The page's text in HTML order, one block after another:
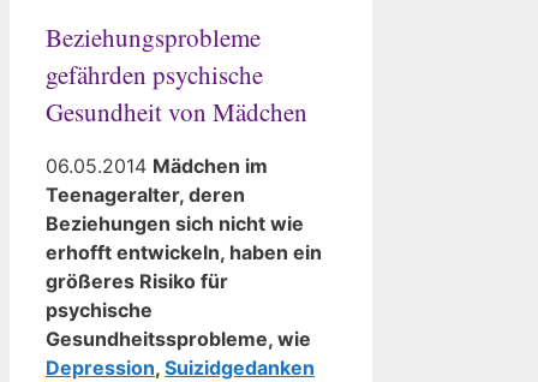
Beziehungsprobleme
gefährden psychische
Gesundheit von Mädchen
06.05.2014 Mädchen im
Teenageralter, deren
Beziehungen sich nicht wie
erhofft entwickeln, haben ein
größeres Risiko für
psychische
Gesundheitssprobleme, wie
Depression, Suizidgedanken